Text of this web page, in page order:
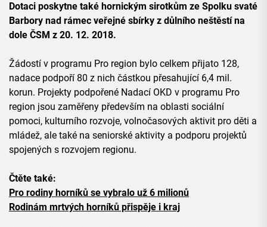
Dotaci poskytne také hornickým sirotkům ze Spolku svaté
Barbory nad rámec veřejné sbírky z důlního neštěstí na
dole ČSM z 20. 12. 2018.
Žádostí v programu Pro region bylo celkem přijato 128,
nadace podpoří 80 z nich částkou přesahující 6,4 mil.
korun. Projekty podpořené Nadací OKD v programu Pro
region jsou zaměřeny především na oblasti sociální
pomoci, kulturního rozvoje, volnočasových aktivit pro děti a
mládež, ale také na seniorské aktivity a podporu projektů
spojených s rozvojem regionu.
Čtěte také:
Pro rodiny horníků se vybralo už 6 milionů
Rodinám mrtvých horníků přispěje i kraj